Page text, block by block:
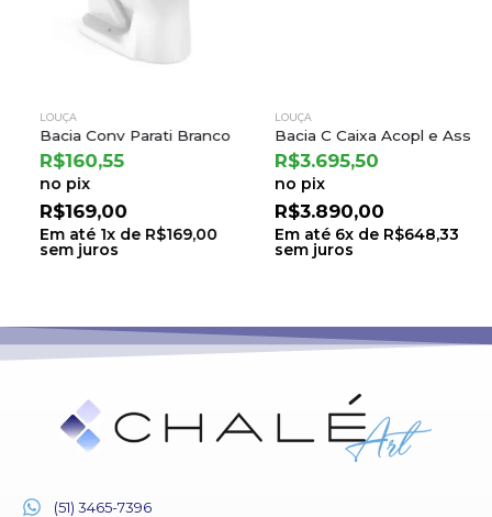
LOUÇA
Bacia Conv Parati Branco
R$160,55
no pix
R$169,00
Em até1x deR$169,00
sem juros
LOUÇA
Bacia C Caixa Acopl e Assento Termofixo Carrara/nuova Branco Gelo – Deca
R$3.695,50
no pix
R$3.890,00
Em até6x deR$648,33
sem juros
(51) 3465-7396